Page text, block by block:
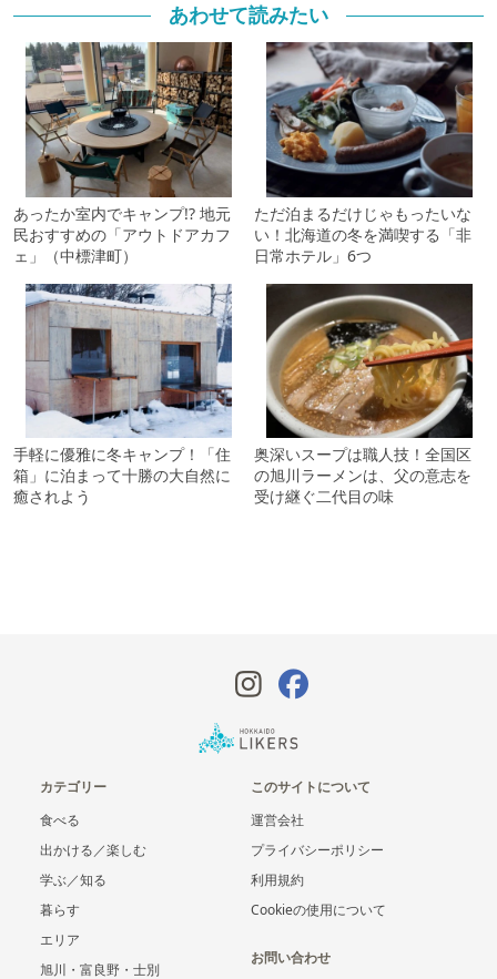
あわせて読みたい
あったか室内でキャンプ!? 地元
民おすすめの「アウトドアカフ
ェ」（中標津町）
ただ泊まるだけじゃもったいな
い！北海道の冬を満喫する「非
日常ホテル」6つ
手軽に優雅に冬キャンプ！「住
箱」に泊まって十勝の大自然に
癒されよう
奥深いスープは職人技！全国区
の旭川ラーメンは、父の意志を
受け継ぐ二代目の味
カテゴリー
食べる
出かける／楽しむ
学ぶ／知る
暮らす
エリア
旭川・富良野・士別
このサイトについて
運営会社
プライバシーポリシー
利用規約
Cookieの使用について
お問い合わせ